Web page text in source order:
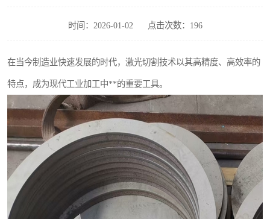
时间：2026-01-02 点击次数：196
在当今制造业快速发展的时代，激光切割技术以其高精度、高效率的
特点，成为现代工业加工中**的重要工具。